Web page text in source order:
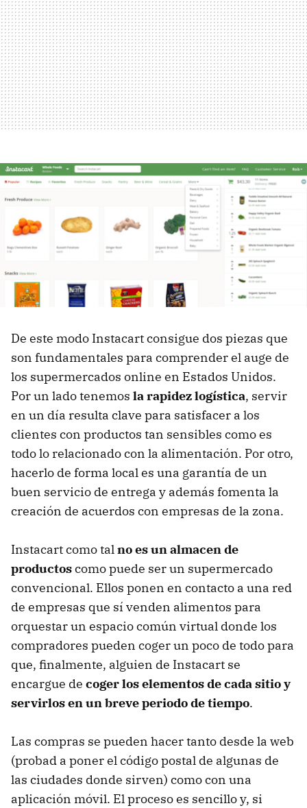
De este modo Instacart consigue dos piezas que
son fundamentales para comprender el auge de
los supermercados online en Estados Unidos.
Por un lado tenemos la rapidez logística, servir
en un día resulta clave para satisfacer a los
clientes con productos tan sensibles como es
todo lo relacionado con la alimentación. Por otro,
hacerlo de forma local es una garantía de un
buen servicio de entrega y además fomenta la
creación de acuerdos con empresas de la zona.
Instacart como talno es un almacen de
productoscomo puede ser un supermercado
convencional. Ellos ponen en contacto a una red
de empresas que sí venden alimentos para
orquestar un espacio común virtual donde los
compradores pueden coger un poco de todo para
que, finalmente, alguien de Instacart se
encargue de coger los elementos de cada sitio y
servirlos en un breve periodo de tiempo.
Las compras se pueden hacer tanto desde la web
(probad a poner el código postal de algunas de
las ciudades donde sirven) como con una
aplicación móvil. El proceso es sencillo y, si